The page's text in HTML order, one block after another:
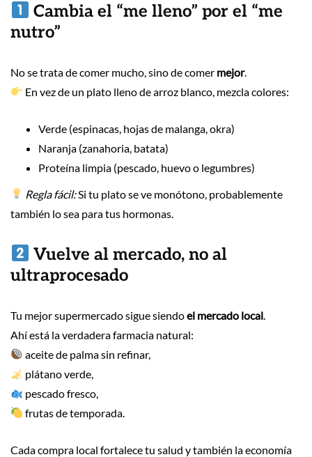
Cambia el “me lleno” por el “me
nutro”
No se trata de comer mucho, sino de comer mejor.
En vez de un plato lleno de arroz blanco, mezcla colores:
Verde (espinacas, hojas de malanga, okra)
Naranja (zanahoria, batata)
Proteína limpia (pescado, huevo o legumbres)
Regla fácil:Si tu plato se ve monótono, probablemente
también lo sea para tus hormonas.
Vuelve al mercado, no al
ultraprocesado
Tu mejor supermercado sigue siendoel mercado local
Ahí está la verdadera farmacia natural:
aceite de palma sin refinar,
plátano verde,
pescado fresco,
frutas de temporada.
Cada compra local fortalece tu salud y también la economía